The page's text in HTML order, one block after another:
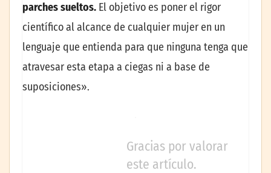
parches sueltos. El objetivo es poner el rigor
científico al alcance de cualquier mujer en un
lenguaje que entienda para que ninguna tenga que
atravesar esta etapa a ciegas ni a base de
suposiciones».
Gracias por valorar
este artículo.